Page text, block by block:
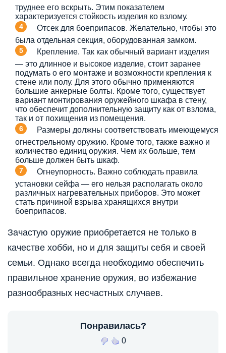
труднее его вскрыть. Этим показателем
характеризуется стойкость изделия ко взлому.
Отсек для боеприпасов. Желательно, чтобы это
была отдельная секция, оборудованная замком.
Крепление. Так как обычный вариант изделия
— это длинное и высокое изделие, стоит заранее
подумать о его монтаже и возможности крепления к
стене или полу. Для этого обычно применяются
большие анкерные болты. Кроме того, существует
вариант монтирования оружейного шкафа в стену,
что обеспечит дополнительную защиту как от взлома,
так и от похищения из помещения.
Размеры должны соответствовать имеющемуся
огнестрельному оружию. Кроме того, также важно и
количество единиц оружия. Чем их больше, тем
больше должен быть шкаф.
Огнеупорность. Важно соблюдать правила
установки сейфа — его нельзя располагать около
различных нагревательных приборов. Это может
стать причиной взрыва хранящихся внутри
боеприпасов.
Зачастую оружие приобретается не только в
качестве хобби, но и для защиты себя и своей
семьи. Однако всегда необходимо обеспечить
правильное хранение оружия, во избежание
разнообразных несчастных случаев.
Понравилась?
0